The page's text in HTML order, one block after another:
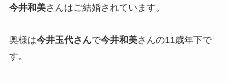
今井和美さんはご結婚されています。
奥様は今井玉代さんで今井和美さんの11歳年下で
す。